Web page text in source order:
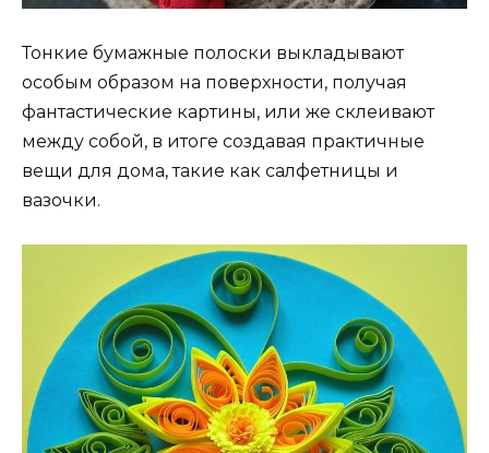
Тонкие бумажные полоски выкладывают
особым образом на поверхности, получая
фантастические картины, или же склеивают
между собой, в итоге создавая практичные
вещи для дома, такие как салфетницы и
вазочки.